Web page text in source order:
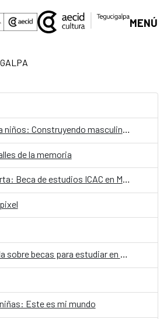
MENÚ
Taller creativo para niños: Construyendo masculinidades positivas
de la memoria
Convocatoria abierta: Beca de estudios ICAC en Madrid
Becas + Info: Charla sobre becas para estudiar en el extranjero en latinoamérica
Este es mi mundo